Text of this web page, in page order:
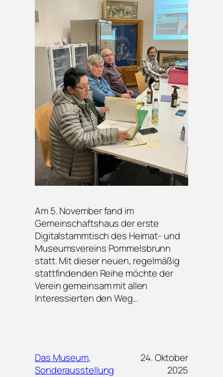
Am 5. November fand im
Gemeinschaftshaus der erste
Digitalstammtisch des Heimat- und
Museumsvereins Pommelsbrunn
statt. Mit dieser neuen, regelmäßig
stattfindenden Reihe möchte der
Verein gemeinsam mit allen
Interessierten den Weg…
Das Museum
Sonderausstellung
24. Oktober
2025